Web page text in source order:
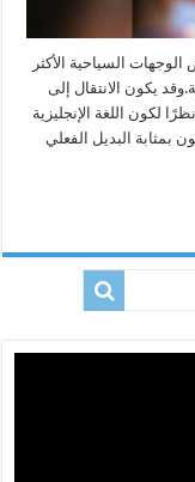
السياحية الأكثر
يكون الانتقال إلى
لكون اللغة الإنجليزية
بمثابة البديل الفعلي